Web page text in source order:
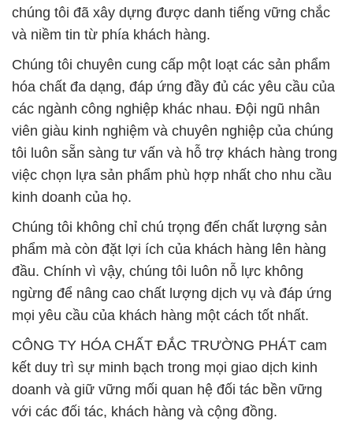
chúng tôi đã xây dựng được danh tiếng vững chắc
và niềm tin từ phía khách hàng.
Chúng tôi chuyên cung cấp một loạt các sản phẩm
hóa chất đa dạng, đáp ứng đầy đủ các yêu cầu của
các ngành công nghiệp khác nhau. Đội ngũ nhân
viên giàu kinh nghiệm và chuyên nghiệp của chúng
tôi luôn sẵn sàng tư vấn và hỗ trợ khách hàng trong
việc chọn lựa sản phẩm phù hợp nhất cho nhu cầu
kinh doanh của họ.
Chúng tôi không chỉ chú trọng đến chất lượng sản
phẩm mà còn đặt lợi ích của khách hàng lên hàng
đầu. Chính vì vậy, chúng tôi luôn nỗ lực không
ngừng để nâng cao chất lượng dịch vụ và đáp ứng
mọi yêu cầu của khách hàng một cách tốt nhất.
CÔNG TY HÓA CHẤT ĐẮC TRƯỜNG PHÁT cam
kết duy trì sự minh bạch trong mọi giao dịch kinh
doanh và giữ vững mối quan hệ đối tác bền vững
với các đối tác, khách hàng và cộng đồng.